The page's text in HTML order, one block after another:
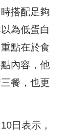
搭配足夠
為低蛋白
點在於食
內容，他
餐，也更
日表示，